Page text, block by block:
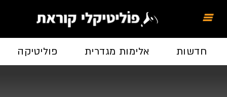
חדשות אלימות מגדרית פוליטיקה